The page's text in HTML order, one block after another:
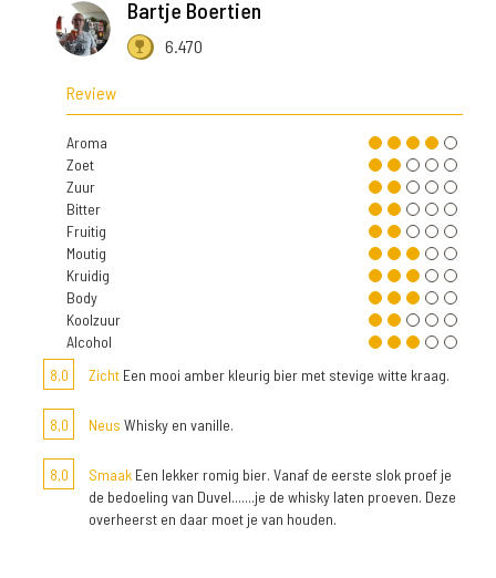
Bartje Boertien
6.470
Review
Aroma
Zoet
Zuur
Bitter
Fruitig
Moutig
Kruidig
Body
Koolzuur
Alcohol
8,0
Zicht Een mooi amber kleurig bier met stevige witte kraag.
8,0 Neus Whisky en vanille.
8,0 Smaak Een lekker romig bier. Vanaf de eerste slok proef je
de bedoeling van Duvel.......je de whisky laten proeven. Deze
overheerst en daar moet je van houden.